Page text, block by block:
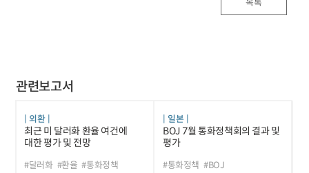
목록
관련보고서
외환
최근 미 달러화 환율 여건에
대한 평가 및 전망
#달러화 #환율 #통화정책
일본
BOJ 7월 통화정책회의 결과 및
평가
#통화정책 #BOJ